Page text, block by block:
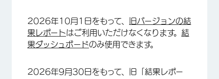
2026年10月1日 をもって、
旧バージョンの結
果レポートはご利用いただけなくなります。 結
果ダッシュボードのみ使用できます。
2026年9月30日をもって、旧「結果レポー